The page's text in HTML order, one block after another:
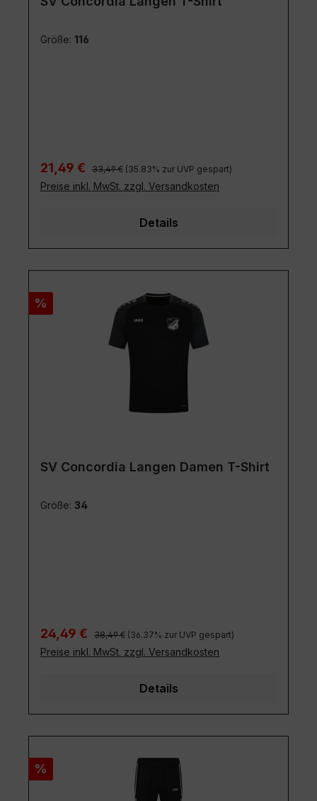
Größe: 116
Verkaufspreis:
21,49 € Regulärer Preis:
33,49 € (35.83% zur UVP gespart)
Preise inkl. MwSt. zzgl. Versandkosten
Details
Rabatt
%
SV Concordia Langen Damen T-Shirt
Größe: 34
Verkaufspreis:
24,49 € Regulärer Preis:
38,49 € (36.37% zur UVP gespart)
Preise inkl. MwSt. zzgl. Versandkosten
Details
Rabatt
%